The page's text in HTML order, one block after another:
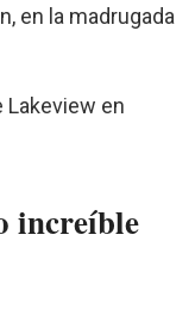
en la madrugada
Lakeview en
increíble